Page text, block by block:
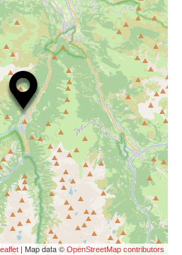
| Map data ©OpenStreetMap contributors